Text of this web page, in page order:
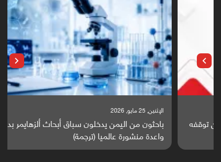
باحثون من اليمن يدخلون سباق أبحاث ألزهايمر بدراسة
واعدة منشورة عالميا (ترجمة)